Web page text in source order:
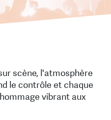
scène, l'atmosphère
le contrôle et chaque
vibrant aux